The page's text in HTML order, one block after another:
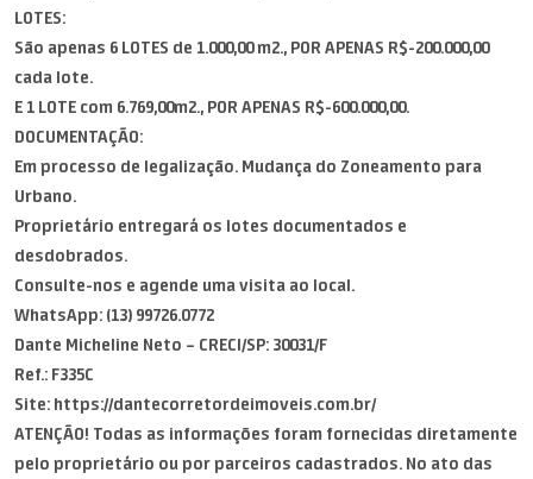
LOTES:
São apenas 6 LOTES de 1.000,00 m2., POR APENAS R$-200.000,00
cada lote.
E 1 LOTE com 6.769,00m2., POR APENAS R$-600.000,00.
DOCUMENTAÇÃO:
Em processo de legalização. Mudança do Zoneamento para
Urbano.
Proprietário entregará os lotes documentados e
desdobrados.
Consulte-nos e agende uma visita ao local.
WhatsApp: (13) 99726.0772
Dante Micheline Neto – CRECI/SP: 30031/F
Ref.: F335C
Site: https://dantecorretordeimoveis.com.br/
ATENÇÃO! Todas as informações foram fornecidas diretamente
pelo proprietário ou por parceiros cadastrados. No ato das